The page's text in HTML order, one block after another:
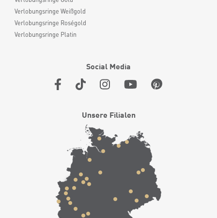
Verlobungsringe Weißgold
Verlobungsringe Roségold
Verlobungsringe Platin
Social Media
Unsere Filialen